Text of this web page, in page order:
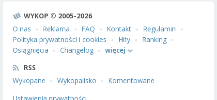
WYKOP © 2005-2026
O nas
Reklama FAQ Kontakt
Regulamin
Polityka prywatności i cookies
Hity
Ranking
Osiągnięcia
Changelog
więcej
RSS
Wykopane
Wykopalisko
Komentowane